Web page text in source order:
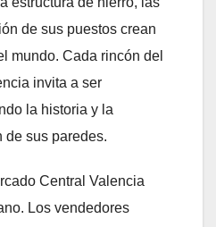
de sus puestos crean
mundo. Cada rincón del
invita a ser
la historia y la
de sus paredes.
Central Valencia
Los vendedores